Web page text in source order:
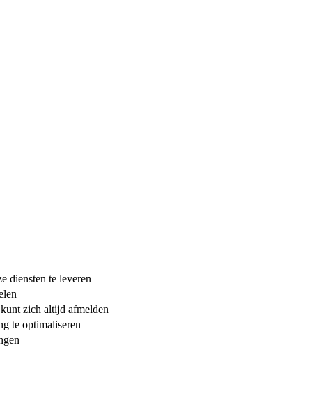
diensten te leveren
zich altijd afmelden
te optimaliseren